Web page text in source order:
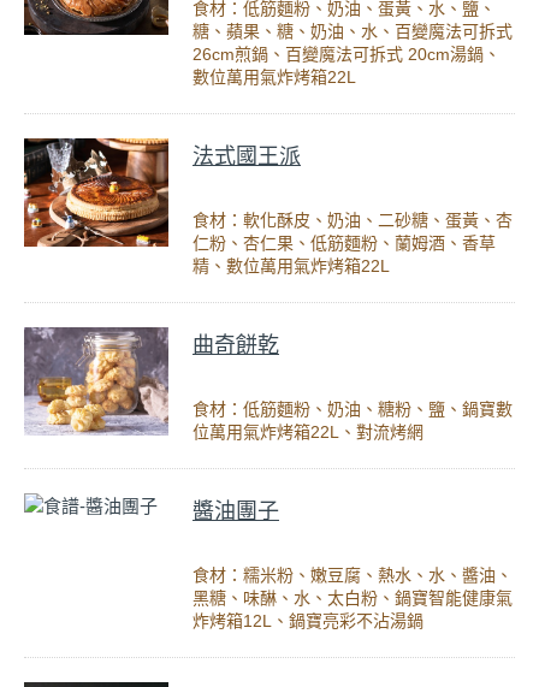
食材：低筋麵粉、奶油、蛋黃、水、鹽、
糖、蘋果、糖、奶油、水、百變魔法可拆式
26cm煎鍋、百變魔法可拆式 20cm湯鍋、
數位萬用氣炸烤箱22L
法式國王派
食材：軟化酥皮、奶油、二砂糖、蛋黃、杏
仁粉、杏仁果、低筋麵粉、蘭姆酒、香草
精、數位萬用氣炸烤箱22L
曲奇餅乾
食材：低筋麵粉、奶油、糖粉、鹽、鍋寶數
位萬用氣炸烤箱22L、對流烤網
醬油團子
食材：糯米粉、嫩豆腐、熱水、水、醬油、
黑糖、味醂、水、太白粉、鍋寶智能健康氣
炸烤箱12L、鍋寶亮彩不沾湯鍋